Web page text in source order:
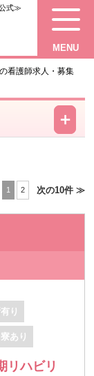
式≫
MENU
看護師求人・募集
－
＋
1 2 次の10件 ≫
り
寮あり
リハビリ